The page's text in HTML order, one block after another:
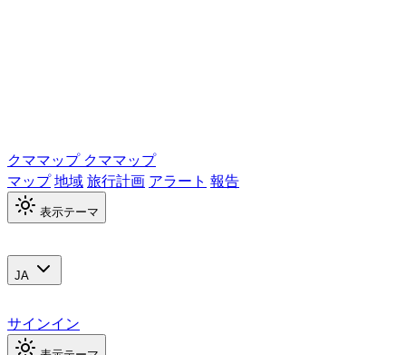
クママップ クママップ
マップ地域旅行計画 アラート 報告
表示テーマ
JA
サインイン